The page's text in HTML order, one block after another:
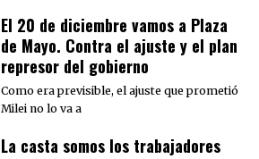
El 20 de diciembre vamos a Plaza
de Mayo. Contra el ajuste y el plan
represor del gobierno
Como era previsible, el ajuste que prometió
Milei no lo va a
La casta somos los trabajadores